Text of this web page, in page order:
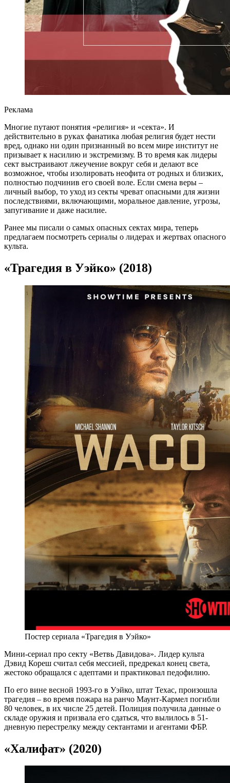
Реклама
Многие путают понятия «религия» и «секта». И
действительно в руках фанатика любая религия будет нести
вред, однако ни один признанный во всем мире институт не
призывает к насилию и экстремизму. В то время как лидеры
сект выстраивают лжеучение вокруг себя и делают все
возможное, чтобы изолировать неофита от родных и близких,
полностью подчинив его своей воле. Если смена веры –
личный выбор, то уход из секты чреват опасными для жизни
последствиями, включающими, моральное давление, угрозы,
запугивание и даже насилие.
Ранее мы писали о самых опасных сектах мира, теперь
предлагаем посмотреть сериалы о лидерах и жертвах опасного
культа.
«Трагедия в Уэйко» (2018)
Постер сериала «Трагедия в Уэйко»
Мини-сериал про секту «Ветвь Давидова». Лидер культа
Дэвид Кореш считал себя мессией, предрекал конец света,
жестоко обращался с адептами и практиковал педофилию.
По его вине весной 1993-го в Уэйко, штат Техас, произошла
трагедия – во время пожара на ранчо Маунт-Кармел погибли
80 человек, в их числе 25 детей. Полиция получила данные о
складе оружия и призвала его сдаться, что вылилось в 51-
дневную перестрелку между сектантами и агентами ФБР.
«Халифат» (2020)